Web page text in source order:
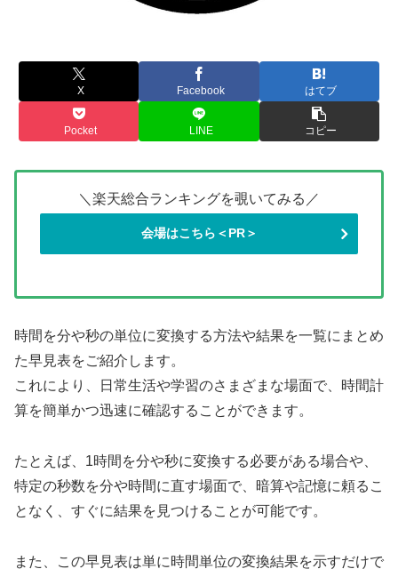
X Facebook はてブ
Pocket LINE コピー
＼楽天総合ランキングを覗いてみる／
会場はこちら＜PR＞
時間を分や秒の単位に変換する方法や結果を一覧にまとめ
た早見表をご紹介します。
これにより、日常生活や学習のさまざまな場面で、時間計
算を簡単かつ迅速に確認することができます。
たとえば、1時間を分や秒に変換する必要がある場合や、
特定の秒数を分や時間に直す場面で、暗算や記憶に頼るこ
となく、すぐに結果を見つけることが可能です。
また、この早見表は単に時間単位の変換結果を示すだけで